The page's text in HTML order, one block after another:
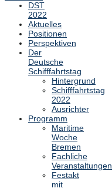
DST
2022
Aktuelles
Positionen
Perspektiven
Der
Deutsche
Schifffahrtstag
Hintergrund
Schifffahrtstag
2022
Ausrichter
Programm
Maritime
Woche
Bremen
Fachliche
Veranstaltungen
Festakt
mit